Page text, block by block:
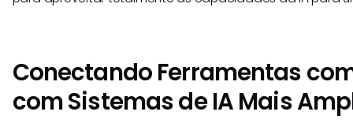
Conectando Ferramentas
com Sistemas de IA Mais